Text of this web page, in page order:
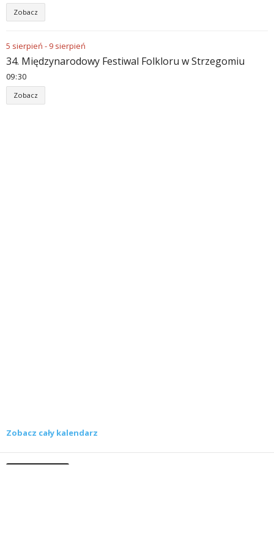
Zobacz
5 sierpień - 9 sierpień
34. Międzynarodowy Festiwal Folkloru w Strzegomiu
09 30
Zobacz
Zobacz cały kalendarz